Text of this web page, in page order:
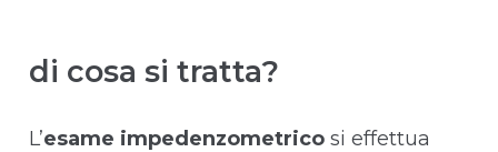
di cosa si tratta?
L’esame impedenzometrico si effettua